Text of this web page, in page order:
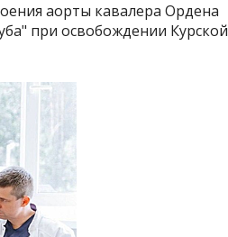
аорты кавалера Ордена
при освобождении Курской